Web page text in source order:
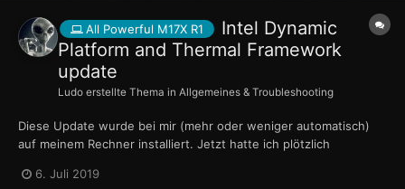
All Powerful M17X R1
Intel Dynamic
Platform and Thermal Framework
update
Ludo erstellte Thema in Allgemeines & Troubleshooting
Diese Update wurde bei mir (mehr oder weniger automatisch)
auf meinem Rechner installiert. Jetzt hatte ich plötzlich
den Lüftungsgittern neu verlegt, dann die Filter geputzt ->
6. Juli 2019